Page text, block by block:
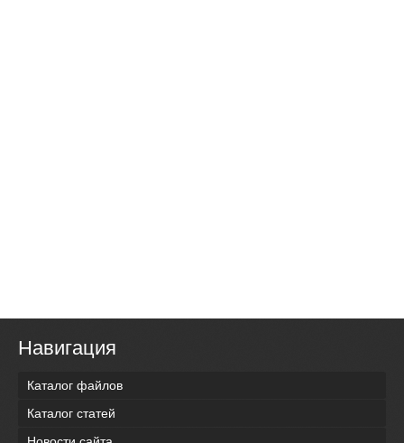
Навигация
Каталог файлов
Каталог статей